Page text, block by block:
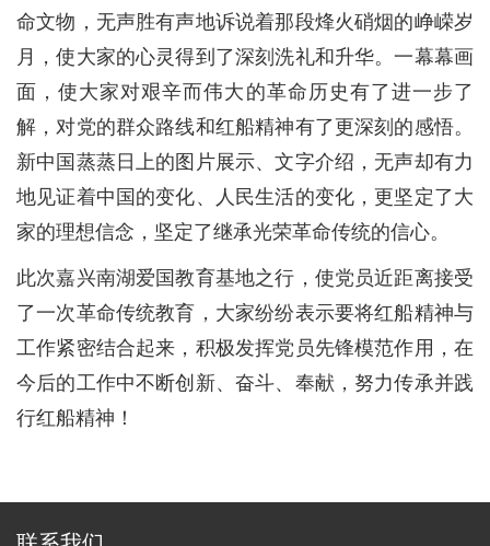
命文物，无声胜有声地诉说着那段烽火硝烟的峥嵘岁
月，使大家的心灵得到了深刻洗礼和升华。一幕幕画
面，使大家对艰辛而伟大的革命历史有了进一步了
解，对党的群众路线和红船精神有了更深刻的感悟。
新中国蒸蒸日上的图片展示、文字介绍，无声却有力
地见证着中国的变化、人民生活的变化，更坚定了大
家的理想信念，坚定了继承光荣革命传统的信心。
此次嘉兴南湖爱国教育基地之行，使党员近距离接受
了一次革命传统教育，大家纷纷表示要将红船精神与
工作紧密结合起来，积极发挥党员先锋模范作用，在
今后的工作中不断创新、奋斗、奉献，努力传承并践
行红船精神！